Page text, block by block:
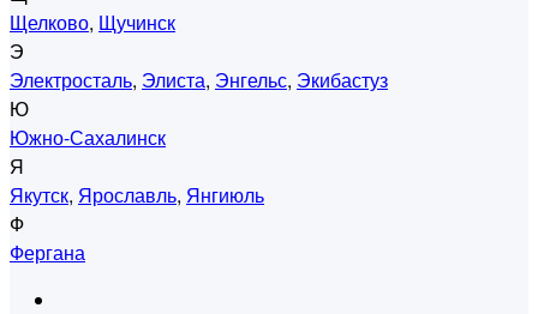
Щелково, Щучинск
Э
Электросталь, Элиста, Энгельс, Экибастуз
Ю
Южно-Сахалинск
Я
Якутск, Ярославль, Янгиюль
Ф
Фергана